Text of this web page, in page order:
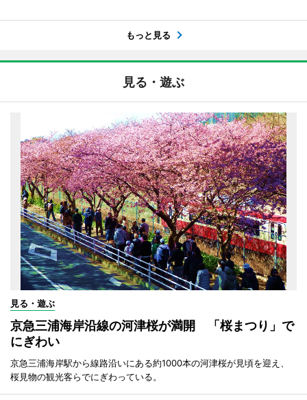
もっと見る
見る・遊ぶ
見る・遊ぶ
京急三浦海岸沿線の河津桜が満開 「桜まつり」で
にぎわい
京急三浦海岸駅から線路沿いにある約1000本の河津桜が見頃を迎え、
桜見物の観光客らでにぎわっている。